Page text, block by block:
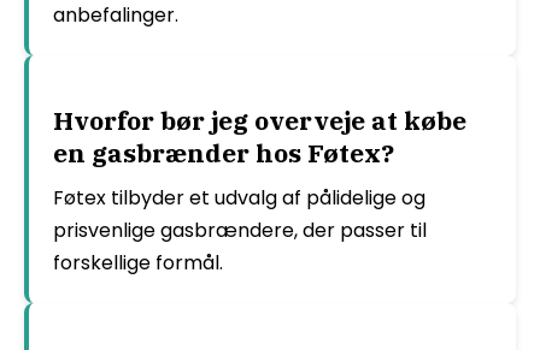
anbefalinger.
Hvorfor bør jeg overveje at købe
en gasbrænder hos Føtex?
Føtex tilbyder et udvalg af pålidelige og
prisvenlige gasbrændere, der passer til
forskellige formål.